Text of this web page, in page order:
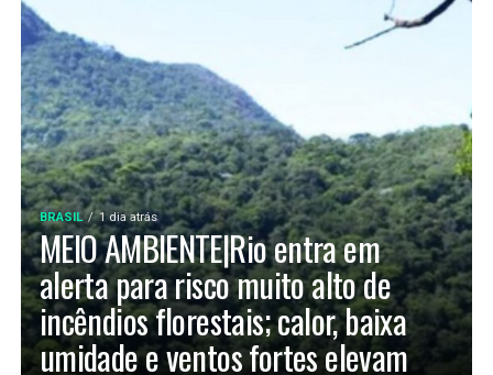
BRASIL 1 dia atrás
MEIO AMBIENTE|Rio entra em
alerta para risco muito alto de
incêndios florestais; calor, baixa
umidade e ventos fortes elevam